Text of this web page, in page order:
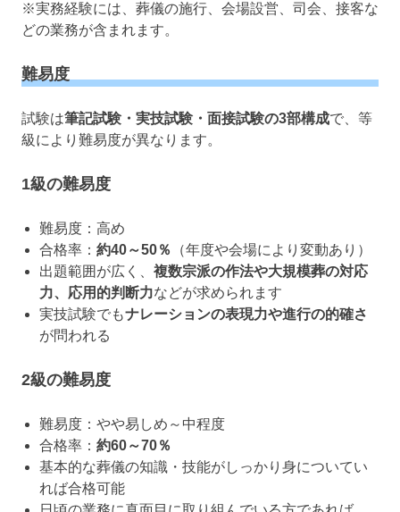
※実務経験には、葬儀の施行、会場設営、司会、接客な
どの業務が含まれます。
難易度
試験は筆記試験・実技試験・面接試験の3部構成で、等
級により難易度が異なります。
1級の難易度
難易度：高め
合格率： 約40～50％
（年度や会場により変動あり）
出題範囲が広く、 複数宗派の作法や大規模葬の対応
力、応用的判断力などが求められます
実技試験でもナレーションの表現力や進行の的確さ
が問われる
2級の難易度
難易度：やや易しめ～中程度
合格率： 約60～70％
基本的な葬儀の知識・技能がしっかり身についてい
れば合格可能